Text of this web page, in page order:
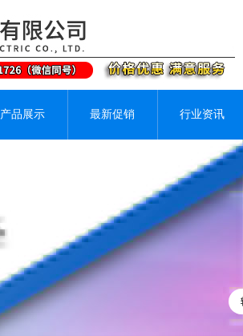
产品展示 最新促销 行业资讯